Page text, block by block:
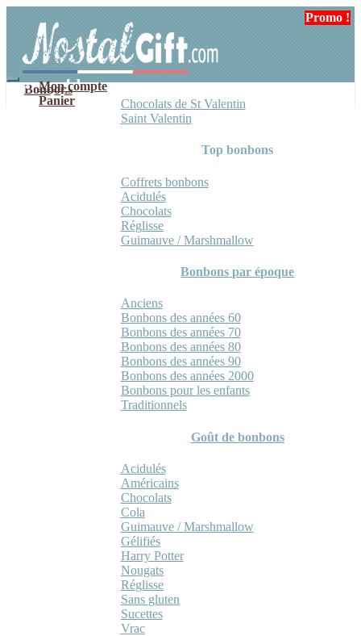
navigation
contenu
Mon compte
Panier
Bonbons
Chocolats de St Valentin
Saint Valentin
Top bonbons
Coffrets bonbons
Acidulés
Chocolats
Réglisse
Guimauve / Marshmallow
Bonbons par époque
Anciens
Bonbons des années 60
Bonbons des années 70
Bonbons des années 80
Bonbons des années 90
Bonbons des années 2000
Bonbons pour les enfants
Traditionnels
Goût de bonbons
Acidulés
Américains
Chocolats
Cola
Guimauve / Marshmallow
Gélifiés
Harry Potter
Nougats
Réglisse
Sans gluten
Sucettes
Vrac
Promo !
Promo !